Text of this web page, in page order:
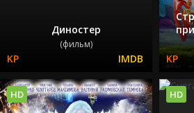
Диностер
(фильм)
HD HD